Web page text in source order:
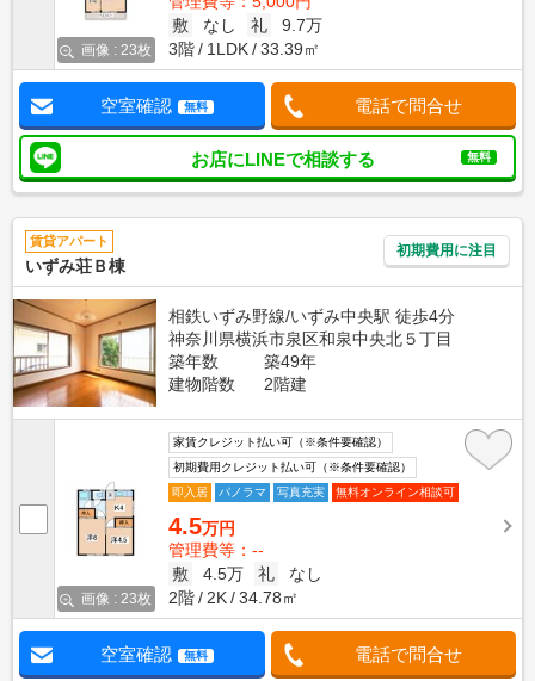
画像 : 23枚
敷
なし 礼
9.7万
3階
1LDK 33.39㎡
空室確認 無料 電話で問合せ
お店にLINEで相談する 無料
賃貸アパート
いずみ荘Ｂ棟
初期費用に注目
相鉄いずみ野線/いずみ中央駅 徒歩4分
神奈川県横浜市泉区和泉中央北５丁目
築年数
築49年
建物階数
2階建
画像 : 23枚
家賃クレジット払い可（※条件要確認）
初期費用クレジット払い可（※条件要確認）
即入居
パノラマ 写真充実 無料オンライン相談可
4.5万円
管理費等：--
敷
4.5万 礼
なし
2階
2K 34.78㎡
空室確認 無料 電話で問合せ